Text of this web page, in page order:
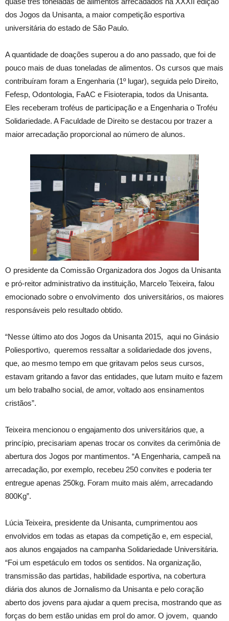
dos Jogos da Unisanta, a maior competição esportiva
universitária do estado de São Paulo.
A quantidade de doações superou a do ano passado, que foi de
pouco mais de duas toneladas de alimentos. Os cursos que mais
contribuíram foram a Engenharia (1º lugar), seguida pelo Direito,
Fefesp, Odontologia, FaAC e Fisioterapia, todos da Unisanta.
Eles receberam troféus de participação e a Engenharia o Troféu
Solidariedade. A Faculdade de Direito se destacou por trazer a
maior arrecadação proporcional ao número de alunos.
O presidente da Comissão Organizadora dos Jogos da Unisanta
e pró-reitor administrativo da instituição, Marcelo Teixeira, falou
emocionado sobre o envolvimento dos universitários, os maiores
responsáveis pelo resultado obtido.
“Nesse último ato dos Jogos da Unisanta 2015, aqui no Ginásio
Poliesportivo, queremos ressaltar a solidariedade dos jovens,
que, ao mesmo tempo em que gritavam pelos seus cursos,
estavam gritando a favor das entidades, que lutam muito e fazem
um belo trabalho social, de amor, voltado aos ensinamentos
cristãos”.
Teixeira mencionou o engajamento dos universitários que, a
princípio, precisariam apenas trocar os convites da cerimônia de
abertura dos Jogos por mantimentos. “A Engenharia, campeã na
arrecadação, por exemplo, recebeu 250 convites e poderia ter
entregue apenas 250kg. Foram muito mais além, arrecadando
800Kg”.
Lúcia Teixeira, presidente da Unisanta, cumprimentou aos
envolvidos em todas as etapas da competição e, em especial,
aos alunos engajados na campanha Solidariedade Universitária.
“Foi um espetáculo em todos os sentidos. Na organização,
transmissão das partidas, habilidade esportiva, na cobertura
diária dos alunos de Jornalismo da Unisanta e pelo coração
aberto dos jovens para ajudar a quem precisa, mostrando que as
forças do bem estão unidas em prol do amor. O jovem, quando